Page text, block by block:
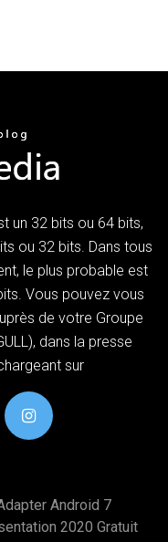
un 32 bits ou 64 bits,
ou 32 bits. Dans tous
le plus probable est
Vous pouvez vous
de votre Groupe
dans la presse
sur
Android 7
2020 Gratuit